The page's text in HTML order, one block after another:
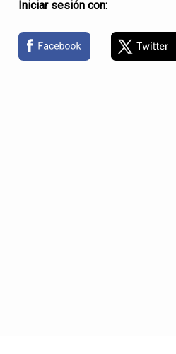
Iniciar sesión con: